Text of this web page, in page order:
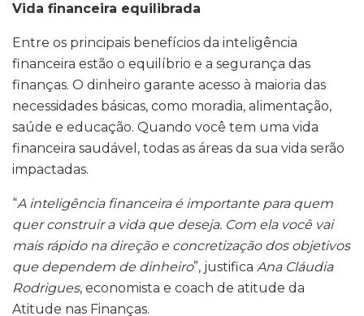
Vida financeira equilibrada
Entre os principais benefícios da inteligência
financeira estão o equilíbrio e a segurança das
finanças. O dinheiro garante acesso à maioria das
necessidades básicas, como moradia, alimentação,
saúde e educação. Quando você tem uma vida
financeira saudável, todas as áreas da sua vida serão
impactadas.
“A inteligência financeira é importante para quem
quer construir a vida que deseja. Com ela você vai
mais rápido na direção e concretização dos objetivos
que dependem de dinheiro”, justifica Ana Cláudia
Rodrigues, economista e coach de atitude da
Atitude nas Finanças.